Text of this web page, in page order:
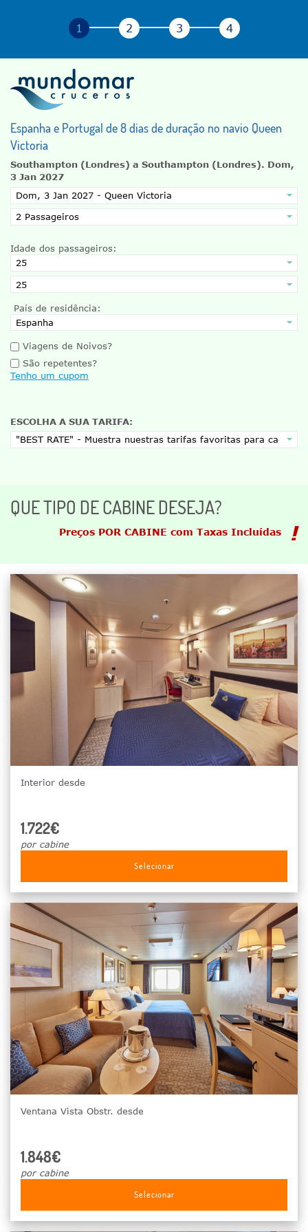
Espanha e Portugal de 8 dias de duração no navio Queen
Victoria
Southampton (Londres) a Southampton (Londres). Dom,
3 Jan 2027
Idade dos passageiros:
País de residência:
Viagens de Noivos?
São repetentes?
Tenho um cupom
ESCOLHA A SUA TARIFA:
QUE TIPO DE CABINE DESEJA?
Preços POR CABINE com Taxas Incluídas
Interior desde
1.722€
por cabine
Selecionar
Ventana Vista Obstr. desde
1.848€
por cabine
Selecionar